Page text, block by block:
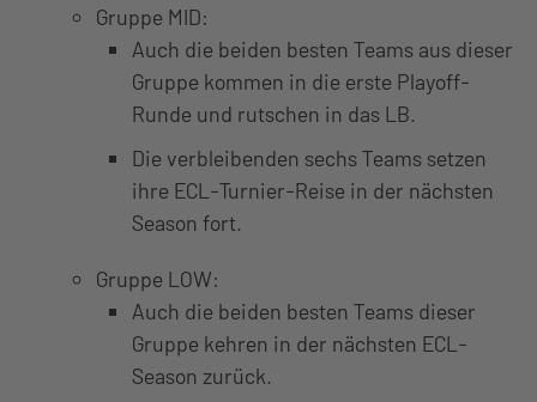
Gruppe MID:
Auch die beiden besten Teams aus dieser
Gruppe kommen in die erste Playoff-
Runde und rutschen in das LB.
Die verbleibenden sechs Teams setzen
ihre ECL-Turnier-Reise in der nächsten
Season fort.
Gruppe LOW:
Auch die beiden besten Teams dieser
Gruppe kehren in der nächsten ECL-
Season zurück.